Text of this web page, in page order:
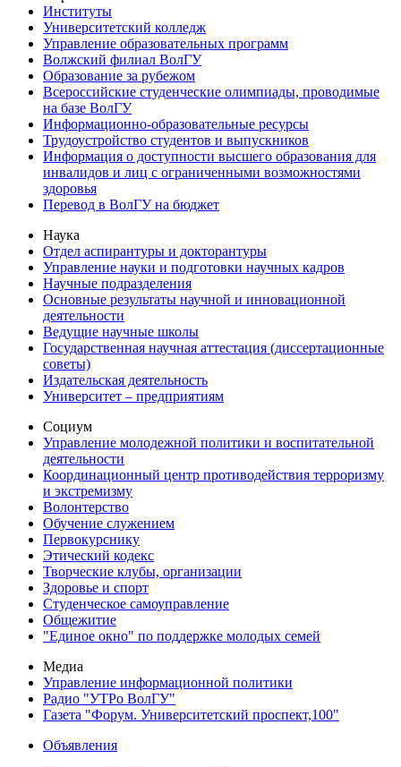
Институты
Университетский колледж
Управление образовательных программ
Волжский филиал ВолГУ
Образование за рубежом
Всероссийские студенческие олимпиады, проводимые
на базе ВолГУ
Информационно-образовательные ресурсы
Трудоустройство студентов и выпускников
Информация о доступности высшего образования для
инвалидов и лиц с ограниченными возможностями
здоровья
Перевод в ВолГУ на бюджет
Наука
Отдел аспирантуры и докторантуры
Управление науки и подготовки научных кадров
Научные подразделения
Основные результаты научной и инновационной
деятельности
Ведущие научные школы
Государственная научная аттестация (диссертационные
советы)
Издательская деятельность
Университет – предприятиям
Социум
Управление молодежной политики и воспитательной
деятельности
Координационный центр противодействия терроризму
и экстремизму
Волонтерство
Обучение служением
Первокурснику
Этический кодекс
Творческие клубы, организации
Здоровье и спорт
Студенческое самоуправление
Общежитие
"Единое окно" по поддержке молодых семей
Медиа
Управление информационной политики
Радио "УТРо ВолГУ"
Газета "Форум. Университетский проспект,100"
Объявления